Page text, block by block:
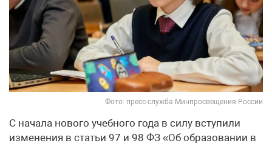
Фото: пресс-служба Минпросвещения России
С начала нового учебного года в силу вступили
изменения в статьи 97 и 98 ФЗ «Об образовании в